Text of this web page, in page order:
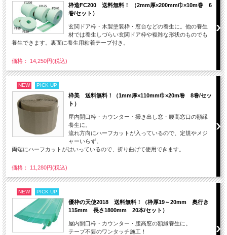
枠造FC200 送料無料！ （2mm厚×200mm巾×10m巻 6
巻/セット）
玄関ドア枠・木製塗装枠・窓台などの養生に。他の養生
材では養生しづらい玄関ドア枠や複雑な形状のものでも
養生できます。裏面に養生用粘着テープ付き。
価格： 14,250円(税込)
NEW PICK UP
枠美 送料無料！（1mm厚×110mm巾×20m巻 8巻/セッ
ト）
屋内開口枠・カウンター・掃き出し窓・腰高窓口の額縁
養生に。
流れ方向にハーフカットが入っているので、定規やメジ
ャーいらず。
両端にハーフカットがはいっているので、折り曲げて使用できます。
価格： 11,280円(税込)
NEW PICK UP
優枠の天使2018 送料無料！（枠厚19～20mm 奥行き
115mm 長さ1800mm 20本/セット）
屋内開口枠・カウンター・腰高窓の額縁養生に。
テープ不要のワンタッチ施工！